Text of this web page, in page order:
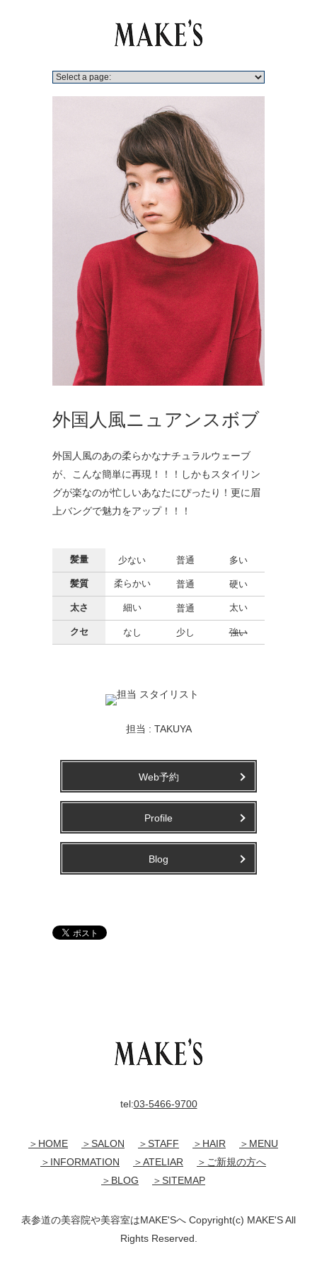
外国人風ニュアンスボブ
外国人風のあの柔らかなナチュラルウェーブ
が、こんな簡単に再現！！！しかもスタイリン
グが楽なのが忙しいあなたにぴったり！更に眉
上バングで魅力をアップ！！！
髪量 少ない 普通 多い
髪質 柔らかい 普通 硬い
太さ 細い 普通 太い
クセ なし 少し 強い
担当 : TAKUYA
Web予約
Profile
Blog
tel:03-5466-9700
＞HOME ＞SALON ＞STAFF ＞HAIR
＞MENU
＞INFORMATION
＞ATELIAR
＞ご新規の方へ
＞BLOG
＞SITEMAP
表参道の美容院や美容室はMAKE'Sへ Copyright(c) MAKE'S All
Rights Reserved.